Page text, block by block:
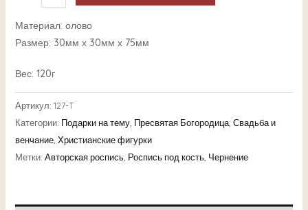
Материал: олово
Размер: 30мм х 30мм х 75мм
Вес: 120г
Артикул: 127-T
Категории: Подарки на тему, Пресвятая Богородица, Свадьба и
венчание, Христианские фигурки
Метки: Авторская роспись, Роспись под кость, Чернение